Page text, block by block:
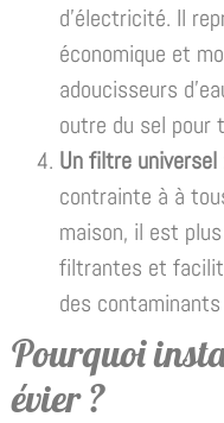
d’électricité. Il
économique et
adoucisseurs
outre du sel pour
Un filtre universel
contrainte à à
maison, il est
filtrantes et
des
Pourquoi
évier ?